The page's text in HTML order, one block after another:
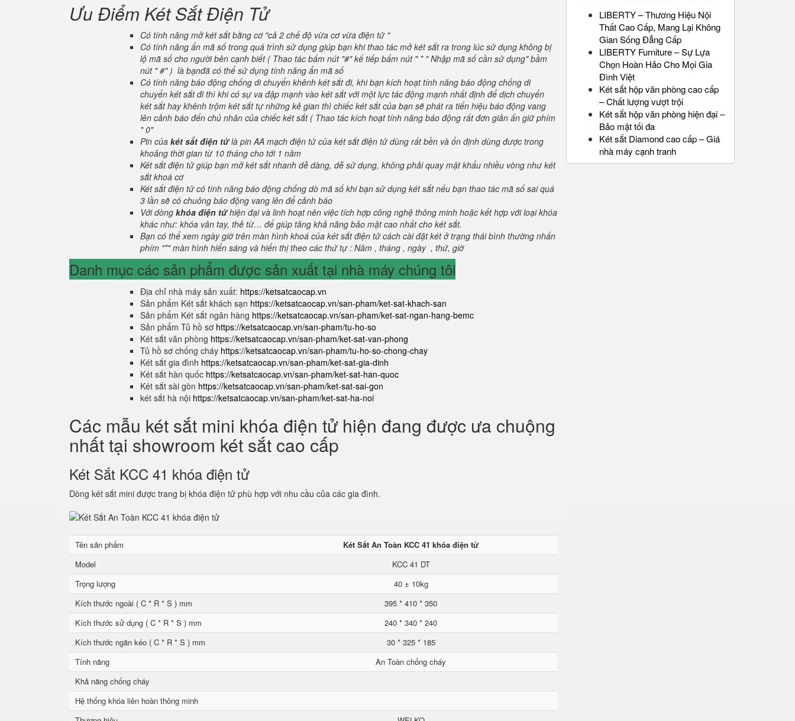
Ưu Điểm Két Sắt Điện Tử
Có tính năng mở két sắt bằng cơ "cả 2 chế độ vừa cơ vừa điện tử "
Có tính năng ẩn mã số trong quá trình sử dụng giúp bạn khi thao tác mở két sắt ra trong lúc sử dụng không bị
lộ mã số cho người bên cạnh biết ( Thao tác bấm nút "#" kế tiếp bấm nút " * " Nhập mã số cần sử dụng" bầm
nút " #" ) là bạnđã có thể sử dụng tính năng ẩn mã số
Có tính năng báo động chống di chuyển khênh két sắt đi, khi bạn kích hoạt tính năng báo động chống di
chuyển két sắt đi thì khi có sự va đập mạnh vào két sắt với một lực tác động mạnh nhất định để dịch chuyển
két sắt hay khênh trộm két sắt tự những kẻ gian thì chiếc két sắt của bạn sẽ phát ra tiến hiệu báo động vang
lên cảnh báo đến chủ nhân của chiếc két sắt ( Thao tác kích hoạt tính năng báo động rất đơn giản ấn giữ phím
" 0"
Pin của két sắt điện tửlà pin AA mạch điện tử của két sắt điện tử dùng rất bền và ổn định dùng được trong
khoảng thời gian từ 10 tháng cho tới 1 năm
Két sắt điện tử giúp bạn mở két sắt nhanh dễ dàng, dễ sử dụng, không phải quay mật khẩu nhiều vòng như két
sắt khoá cơ
Két sắt điện tử có tính năng báo động chống dò mã số khi bạn sử dụng két sắt nếu bạn thao tác mã số sai quá
3 lần sẽ có chuông báo động vang lên để cảnh báo
Với dòng khóa điện tửhiện đại và linh hoạt nên việc tích hợp công nghệ thông minh hoặc kết hợp với loại khóa
khác như: khóa vân tay, thẻ từ… để giúp tăng khả năng bảo mật cao nhất cho két sắt.
Bạn có thể xem ngày giờ trên màn hình khoá của két sắt điện tử cách cài đặt két ở trạng thái bình thường nhấn
phím "*" màn hình hiển sáng và hiển thị theo các thứ tự : Năm , tháng , ngày , thứ, giờ
Danh mục các sản phẩm được sản xuất tại nhà máy chúng tôi
Địa chỉ nhà máy sản xuất: https://ketsatcaocap.vn
Sản phẩm Két sắt khách sạn https://ketsatcaocap.vn/san-pham/ket-sat-khach-san
Sản phẩm Két sắt ngân hàng https://ketsatcaocap.vn/san-pham/ket-sat-ngan-hang-bemc
Sản phẩm Tủ hồ sơ https://ketsatcaocap.vn/san-pham/tu-ho-so
Két sắt văn phòng https://ketsatcaocap.vn/san-pham/ket-sat-van-phong
Tủ hồ sơ chống cháy https://ketsatcaocap.vn/san-pham/tu-ho-so-chong-chay
Két sắt gia đình https://ketsatcaocap.vn/san-pham/ket-sat-gia-dinh
Két sắt hàn quốc https://ketsatcaocap.vn/san-pham/ket-sat-han-quoc
Két sắt sài gòn https://ketsatcaocap.vn/san-pham/ket-sat-sai-gon
két sắt hà nội https://ketsatcaocap.vn/san-pham/ket-sat-ha-noi
Các mẫu két sắt mini khóa điện tử hiện đang được ưa chuộng
nhất tại showroom két sắt cao cấp
Két Sắt KCC 41 khóa điện tử
Dòng két sắt mini được trang bị khóa điện tử phù hợp với nhu cầu của các gia đình.
Tên sản phẩm
Két Sắt An Toàn KCC 41 khóa điện tử
Model
KCC 41 DT
Trọng lượng
40 ± 10kg
Kích thước ngoài ( C * R * S ) mm
395 * 410 * 350
Kích thước sử dụng ( C * R * S ) mm
240 * 340 * 240
Kích thước ngăn kéo ( C * R * S ) mm
30 * 325 * 185
Tính năng
An Toàn chống cháy
Khả năng chống cháy
Hệ thống khóa liên hoàn thông minh
LIBERTY – Thương Hiệu Nội
Thất Cao Cấp, Mang Lại Không
Gian Sống Đẳng Cấp
LIBERTY Furniture – Sự Lựa
Chọn Hoàn Hảo Cho Mọi Gia
Đình Việt
Két sắt hộp văn phòng cao cấp
– Chất lượng vượt trội
Két sắt hộp văn phòng hiện đại –
Bảo mật tối đa
Két sắt Diamond cao cấp – Giá
nhà máy cạnh tranh